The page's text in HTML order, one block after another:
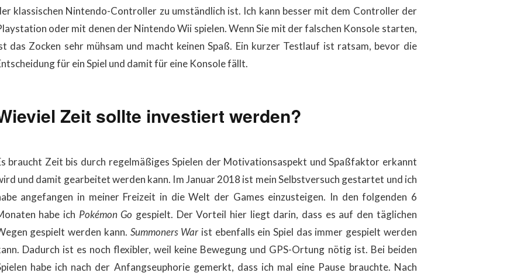
klassischen Nintendo-Controller zu umständlich ist. Ich kann besser mit dem Controller der
oder mit denen der Nintendo Wii spielen. Wenn Sie mit der falschen Konsole starten​​,
das Zocken sehr mühsam und macht keinen Spaß. Ein kurzer Testlauf ist ratsam, bevor die
für ein Spiel und damit für eine Konsole fällt.
Zeit sollte investiert werden?
braucht Zeit bis durch regelmäßiges Spielen der Motivationsaspekt und Spaßfaktor erkannt
und damit gearbeitet werden kann. Im Januar 2018 ist mein Selbstversuch gestartet und ich
angefangen in meiner Freizeit in die Welt der Games einzusteigen. In denfolgenden 6
habe ich Pokémon Go gespielt. Der Vorteil hier liegt darin, dass es auf den täglichen
gespielt werden kann. Summoners War ist ebenfalls ein Spiel das immer gespielt werden
Dadurch ist es noch flexibler, weil keine Bewegung und GPS-Ortung nötig ist. Bei beiden
habe ich nach der Anfangseuphorie gemerkt, dass ich mal eine Pause brauchte. Nach